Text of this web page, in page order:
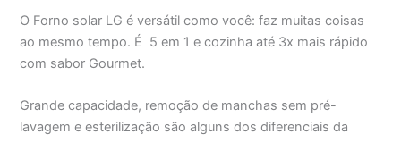
O Forno solar LG é versátil como você: faz muitas coisas
ao mesmo tempo. É 5 em 1 e cozinha até 3x mais rápido
com sabor Gourmet.
Grande capacidade, remoção de manchas sem pré-
lavagem e esterilização são alguns dos diferenciais da